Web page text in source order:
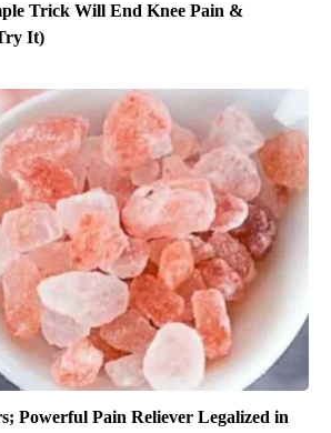
Trick Will End Knee Pain &
It)
Powerful Pain Reliever Legalized in